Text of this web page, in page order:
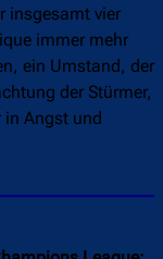
insgesamt vier
immer mehr
ein Umstand, der
der Stürmer,
Angst und